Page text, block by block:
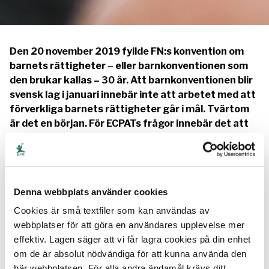
Denna webbplats använder cookies
Cookies är små textfiler som kan användas av
webbplatser för att göra en användares upplevelse mer
effektiv. Lagen säger att vi får lagra cookies på din enhet
om de är absolut nödvändiga för att kunna använda den
Den 20 november 2019 fyllde FN:s konvention om
barnets rättigheter – eller barnkonventionen som
den brukar kallas – 30 år. Att barnkonventionen blir
svensk lag i januari innebär inte att arbetet med att
förverkliga barnets rättigheter går i mål. Tvärtom
är det en början. För ECPATs frågor innebär det att
sexuell exploatering får ett starkare och tydligare
skydd, då barnkonventionens rättsliga ställning
I juni 2018 röstade en majoritet i riksdagen för
regeringens förslag att
göra FN:s konvention om
barnets rättigheter till svensk lag
, ett beslut som
träder i kraft den 1 januari 2020. Detta är något som
ECPAT har arbetat för länge. Som